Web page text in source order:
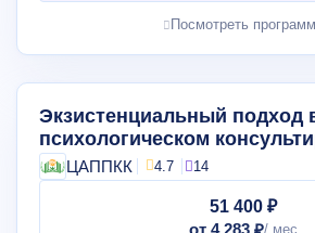
Посмотреть
Экзистенциальный подход
психологическом
ЦАППКК 4.7 14
51 400 ₽
от 4 283 ₽